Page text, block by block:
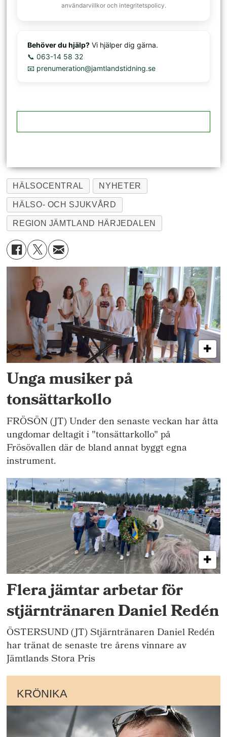
användarvillkor och integritetspolicy.
Behöver du hjälp? Vi hjälper dig gärna.
📞 063-14 58 32
📧 prenumeration@jamtlandstidning.se
HÄLSOCENTRAL NYHETER
HÄLSO- OCH SJUKVÅRD
REGION JÄMTLAND HÄRJEDALEN
Unga musiker på
tonsättarkollo
FRÖSÖN (JT) Under den senaste veckan har åtta
ungdomar deltagit i "tonsättarkollo" på
Frösövallen där de bland annat byggt egna
instrument.
Flera jämtar arbetar för
stjärntränaren Daniel Redén
ÖSTERSUND (JT) Stjärntränaren Daniel Redén
har tränat de senaste tre årens vinnare av
Jämtlands Stora Pris
KRÖNIKA